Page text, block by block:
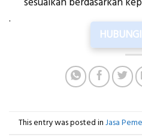
.
This entry was posted in Jasa